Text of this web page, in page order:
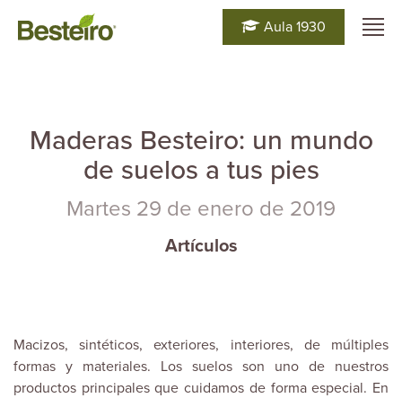
Aula 1930
Maderas Besteiro: un mundo
de suelos a tus pies
Martes 29 de enero de 2019
Artículos
Macizos, sintéticos, exteriores, interiores, de múltiples
formas y materiales. Los suelos son uno de nuestros
productos principales que cuidamos de forma especial. En